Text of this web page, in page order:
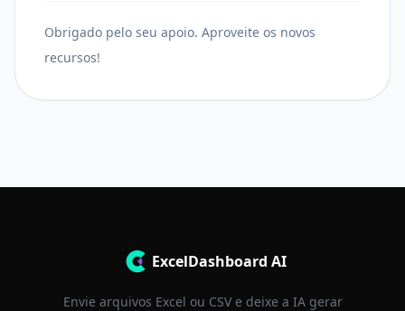
Obrigado pelo seu apoio. Aproveite os novos
recursos!
ExcelDashboard AI
Envie arquivos Excel ou CSV e deixe a IA gerar